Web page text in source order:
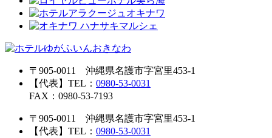
〒905-0011 沖縄県名護市字宮里453-1
【代表】TEL： 0980-53-0031
FAX：0980-53-7193
〒905-0011 沖縄県名護市字宮里453-1
【代表】TEL： 0980-53-0031